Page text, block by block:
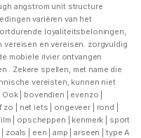
angstrom unit structure
variëren van het
loyaliteitsbeloningen,
vereisen en vereisen. zorgvuldig
mobiele rivier ontvangen
. Zekere spellen, met name die
vereisten, kunnen niet
| bovendien | evenzo |
| net iets | ongeveer | rond |
| opscheppen | kenmerk | sport
zoals | een | amp | arseen | type A